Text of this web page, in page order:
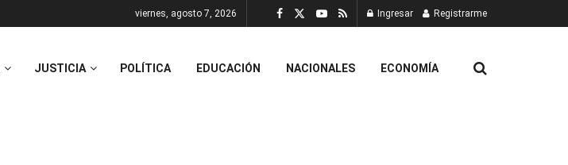
viernes, agosto 7, 2026 Ingresar Registrarme
JUSTICIA POLÍTICA EDUCACIÓN NACIONALES ECONOMÍA